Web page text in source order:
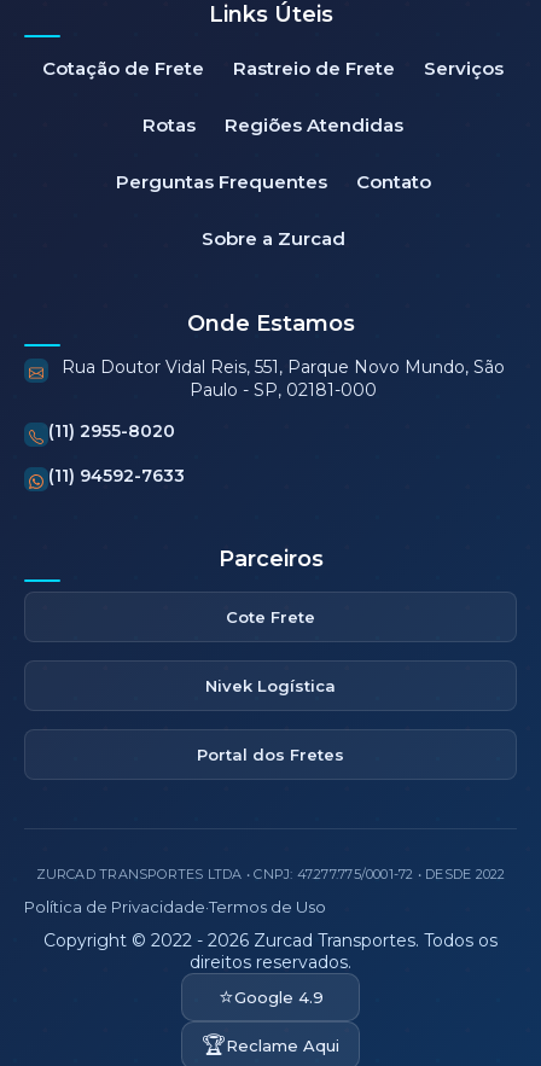
Links Úteis
Cotação de Frete Rastreio de Frete Serviços
Rotas Regiões Atendidas
Perguntas Frequentes Contato
Sobre a Zurcad
Onde Estamos
Rua Doutor Vidal Reis, 551, Parque Novo Mundo, São
Paulo - SP, 02181-000
(11) 2955-8020
(11) 94592-7633
Parceiros
Cote Frete
Nivek Logística
Portal dos Fretes
ZURCAD TRANSPORTES LTDA • CNPJ: 47.277.775/0001-72 • DESDE 2022
Política de Privacidade·Termos de Uso
Copyright © 2022 - 2026 Zurcad Transportes. Todos os
direitos reservados.
⭐Google 4.9
🏆Reclame Aqui